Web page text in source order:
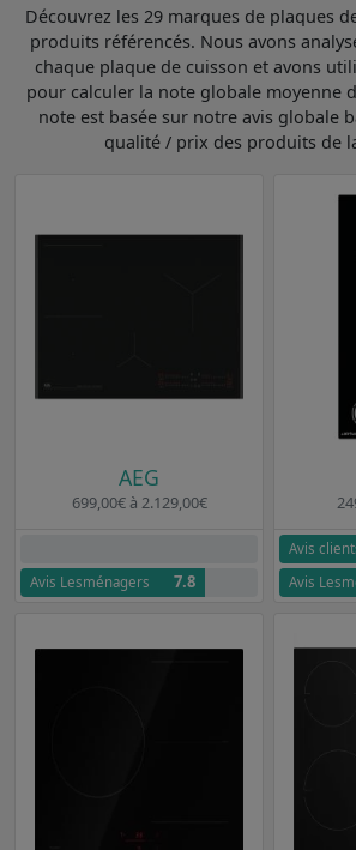
Découvrez les 29 marques de plaques
produits référencés. Nous avons
chaque plaque de cuisson et avons
pour calculer la note globale moyenne
note est basée sur notre avis globale
qualité / prix des produits de
AEG
699,00€ à 2.129,00€
Avis Lesménagers
7.8
Avis
Avis